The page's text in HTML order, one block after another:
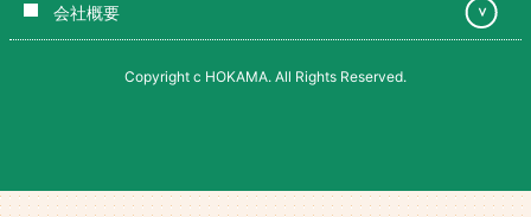
会社概要 ＞
Copyright c HOKAMA. All Rights Reserved.